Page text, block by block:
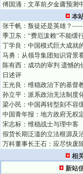
傅国涌：文革前夕金庸预测
本
张千帆：叛徒还是英雄？
季卫东：“费厄泼赖”不能缓
丁学良：中国模式巨大成就
马勇：从领导集团知识背景
陈有西：成功的审判 遗憾
日述评
王光良：维稳政治下的基督
孙立平：派系政治无法制度
梁小民：中国再转型刻不容
中国青年报：地方政府无权
宋志标：维稳战士与理中客
假货长期泛滥的立法根源及
万科董事长王石：应尽快废
相
新站